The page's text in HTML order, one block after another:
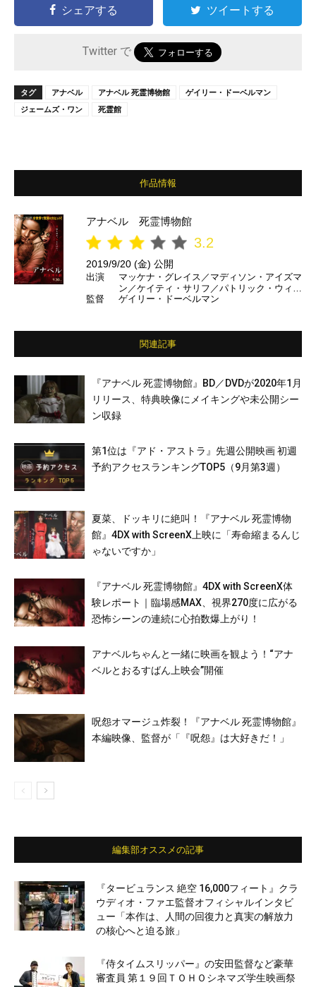
シェアする ツイートする
Twitter で
タグ アナベル アナベル 死霊博物館
ゲイリー・ドーベルマン
ジェームズ・ワン
死霊館
作品情報
アナベル 死霊博物館
3.2
2019/9/20 (金) 公開
出演
マッケナ・グレイス／マディソン・アイズマ
ン／ケイティ・サリフ／パトリック・ウィル
ソン／ベラ・ファーミガ ほか
監督 ゲイリー・ドーベルマン
関連記事
『アナベル 死霊博物館』BD／DVDが2020年1月
リリース、特典映像にメイキングや未公開シー
ン収録
第1位は『アド・アストラ』先週公開映画 初週
予約アクセスランキングTOP5（9月第3週）
夏菜、ドッキリに絶叫！『アナベル 死霊博物
館』4DX with ScreenX上映に「寿命縮まるんじ
ゃないですか」
『アナベル 死霊博物館』4DX with ScreenX体
験レポート｜臨場感MAX、視界270度に広がる
恐怖シーンの連続に心拍数爆上がり！
アナベルちゃんと一緒に映画を観よう！“アナ
ベルとおるすばん上映会”開催
呪怨オマージュ炸裂！『アナベル 死霊博物館』
本編映像、監督が「『呪怨』は大好きだ！」
編集部オススメの記事
『タービュランス 絶空 16,000フィート』クラ
ウディオ・ファエ監督オフィシャルインタビ
ュー「本作は、人間の回復力と真実の解放力
の核心へと迫る旅」
『侍タイムスリッパー』の安田監督など豪華
審査員 第１９回ＴＯＨＯシネマズ学生映画祭